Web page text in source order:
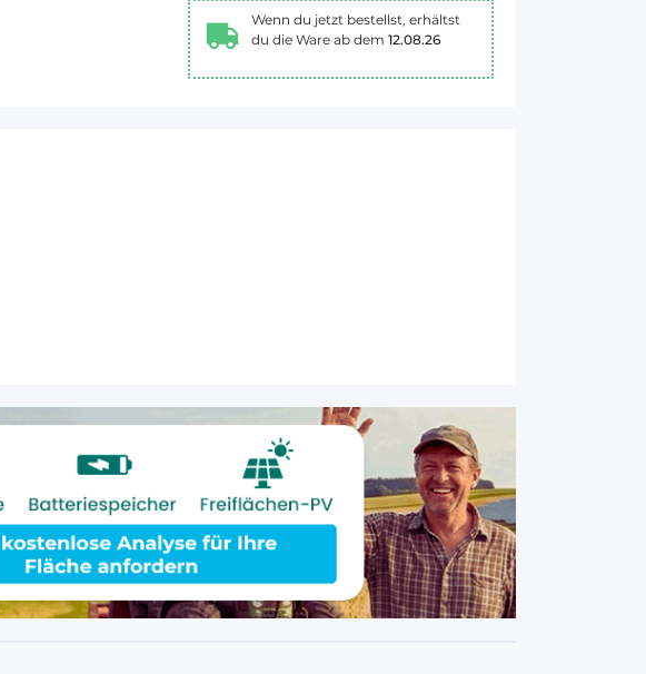
Wenn du jetzt bestellst, erhältst
du die Ware ab dem 12.08.26